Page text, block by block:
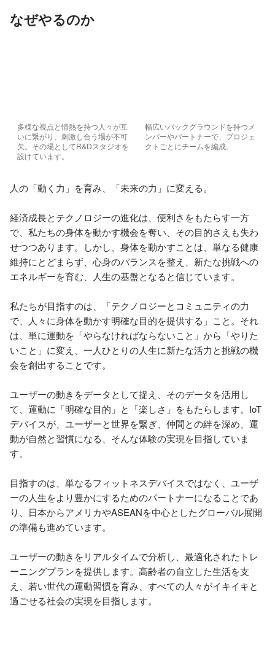
なぜやるのか
多様な視点と情熱を持つ人々が互
いに繋がり、刺激し合う場が不可
欠。その場としてR&Dスタジオを
設けています。
幅広いバックグラウンドを持つメ
ンバーやパートナーで、プロジェ
クトごとにチームを編成。
人の「動く力」を育み、「未来の力」に変える。
経済成長とテクノロジーの進化は、便利さをもたらす一方
で、私たちの身体を動かす機会を奪い、その目的さえも失わ
せつつあります。しかし、身体を動かすことは、単なる健康
維持にとどまらず、心身のバランスを整え、新たな挑戦への
エネルギーを育む、人生の基盤となると信じています。
私たちが目指すのは、「テクノロジーとコミュニティの力
で、人々に身体を動かす明確な目的を提供する」こと。それ
は、単に運動を「やらなければならないこと」から「やりた
いこと」に変え、一人ひとりの人生に新たな活力と挑戦の機
会を創出することです。
ユーザーの動きをデータとして捉え、そのデータを活用し
て、運動に「明確な目的」と「楽しさ」をもたらします。IoT
デバイスが、ユーザーと世界を繋ぎ、仲間との絆を深め、運
動が自然と習慣になる、そんな体験の実現を目指していま
す。
目指すのは、単なるフィットネスデバイスではなく、ユーザ
ーの人生をより豊かにするためのパートナーになることであ
り、日本からアメリカやASEANを中心としたグローバル展開
の準備も進めています。
ユーザーの動きをリアルタイムで分析し、最適化されたトレ
ーニングプランを提供します。高齢者の自立した生活を支
え、若い世代の運動習慣を育み、すべての人々がイキイキと
過ごせる社会の実現を目指します。